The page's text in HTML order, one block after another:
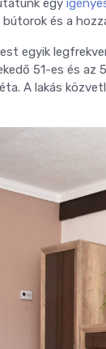
egy
bútorok és a
egyik
51-es és az
A lakás